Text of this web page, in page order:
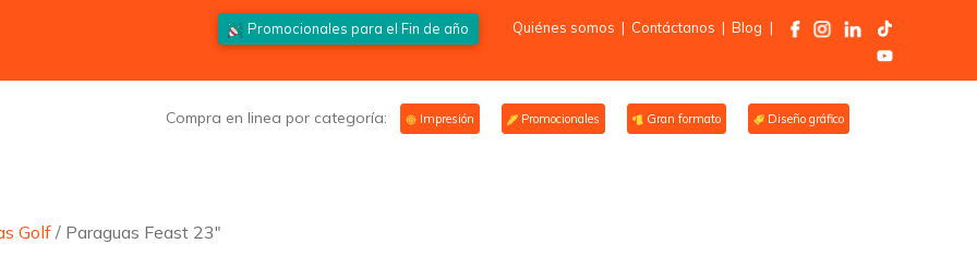
Promocionales para elFin de año Quiénes somos | Contáctanos | Blog |
Compra en linea por categoría: Impresión Promocionales Gran formato Diseño gráfico
Golf / Paraguas Feast 23″